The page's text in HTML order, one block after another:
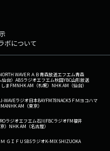
ボについて
WAVEＲＡＢ青森放送エフエム青森
台） ABSラジオエフエム秋田YBC山形放送
まFMNHK AM（札幌） NHK AM（仙台）
J-WAVEラジオ日本BAYFM78NACK5 ＦＭヨコハマ
NHK AM（東京）
ラジオエフエム石川FBCラジオFM福井
） NHK AM（名古屋）
Ｍ ＧＩＦＵ SBSラジオK-MIX SHIZUOKA